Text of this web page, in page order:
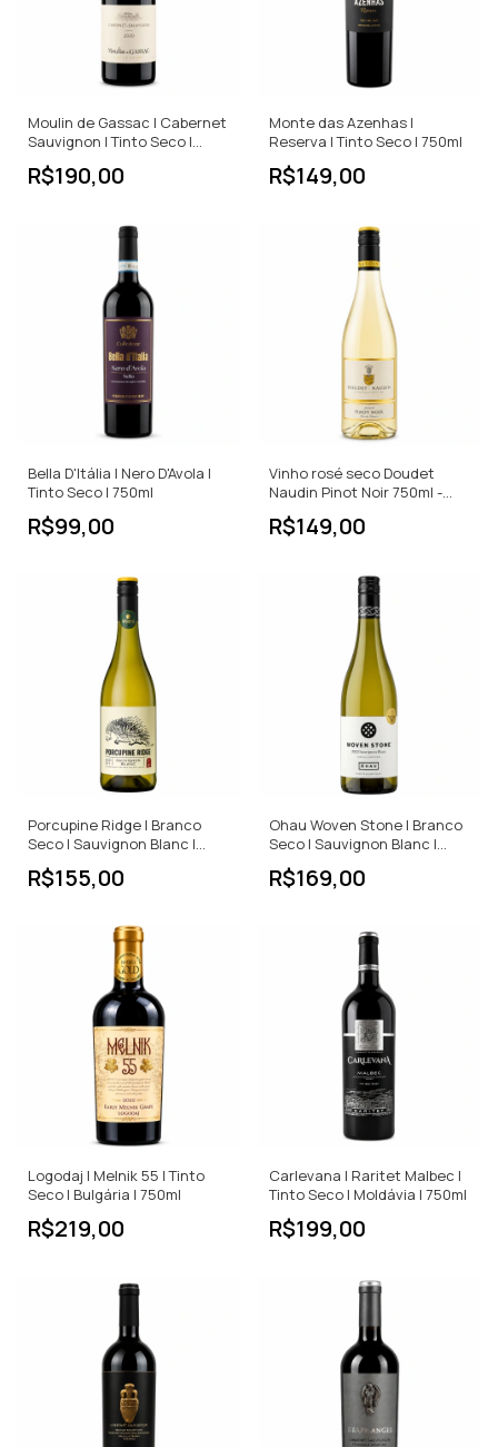
Moulin de Gassac | Cabernet
Sauvignon | Tinto Seco |
R$190,00
Monte das Azenhas |
Reserva | Tinto Seco | 750ml
R$149,00
Bella D'Itália | Nero D'Avola |
Tinto Seco | 750ml
R$99,00
Vinho rosé seco Doudet
Naudin Pinot Noir 750ml -
França
R$149,00
Porcupine Ridge | Branco
Seco | Sauvignon Blanc |
R$155,00
Ohau Woven Stone | Branco
Seco | Sauvignon Blanc |
R$169,00
Logodaj | Melnik 55 | Tinto
Seco | Bulgária | 750ml
R$219,00
Carlevana | Raritet Malbec |
Tinto Seco | Moldávia | 750ml
R$199,00